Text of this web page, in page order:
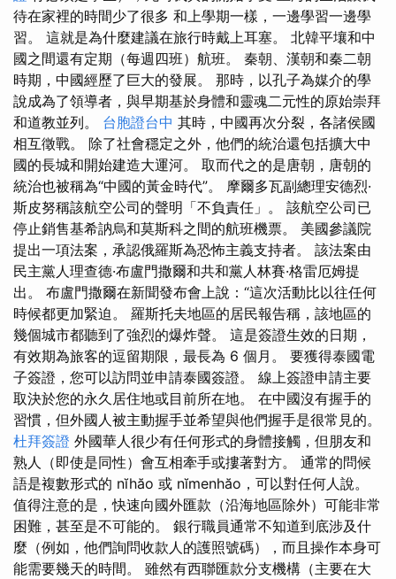
待在家裡的時間少了很多 和上學期一樣，一邊學習一邊學
習。 這就是為什麼建議在旅行時戴上耳塞。 北韓平壤和中
國之間還有定期（每週四班）航班。 秦朝、漢朝和秦二朝
時期，中國經歷了巨大的發展。 那時，以孔子為媒介的學
說成為了領導者，與早期基於身體和靈魂二元性的原始崇拜
和道教並列。 台胞證台中 其時，中國再次分裂，各諸侯國
相互徵戰。 除了社會穩定之外，他們的統治還包括擴大中
國的長城和開始建造大運河。 取而代之的是唐朝，唐朝的
統治也被稱為“中國的黃金時代”。 摩爾多瓦副總理安德烈·
斯皮努稱該航空公司的聲明「不負責任」。 該航空公司已
停止銷售基希訥烏和莫斯科之間的航班​​機票。 美國參議院
提出一項法案，承認俄羅斯為恐怖主義支持者。 該法案由
民主黨人理查德·布盧門撒爾和共和黨人林賽·格雷厄姆提
出。 布盧門撒爾在新聞發布會上說：“這次活動比以往任何
時候都更加緊迫。 羅斯托夫地區的居民報告稱，該地區的
幾個城市都聽到了強烈的爆炸聲。 這是簽證生效的日期，
有效期為旅客的逗留期限，最長為 6 個月。 要獲得泰國電
子簽證，您可以訪問並申請泰國簽證。 線上簽證申請主要
取決於您的永久居住地或目前所在地。 在中國沒有握手的
習慣，但外國人被主動握手並希望與他們握手是很常見的。
杜拜簽證 外國華人很少有任何形式的身體接觸，但朋友和
熟人（即使是同性）會互相牽手或摟著對方。 通常的問候
語是複數形式的 nĭhăo 或 nĭmenhăo，可以對任何人說。
值得注意的是，快速向國外匯款（沿海地區除外）可能非常
困難，甚至是不可能的。 銀行職員通常不知道到底涉及什
麼（例如，他們詢問收款人的護照號碼），而且操作本身可
能需要幾天的時間。 雖然有西聯匯款分支機構（主要在大